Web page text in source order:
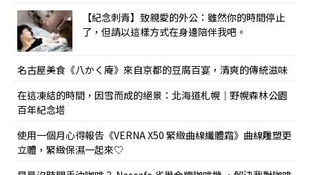
【紀念刺青】致親愛的外公：雖然你的時間停止
了，但請以這樣方式在身邊陪伴我吧。
名古屋美食《八かく庵》來自京都的豆腐百宴，清爽的傳統滋味
在這凍結的時間，因雪而成的絕景：北海道札幌｜野幌森林公園
百年紀念塔
使用一個月心得報告《VERNA X50 緊緻曲線纖體霜》曲線雕塑更
立體，緊緻保濕一起來♡